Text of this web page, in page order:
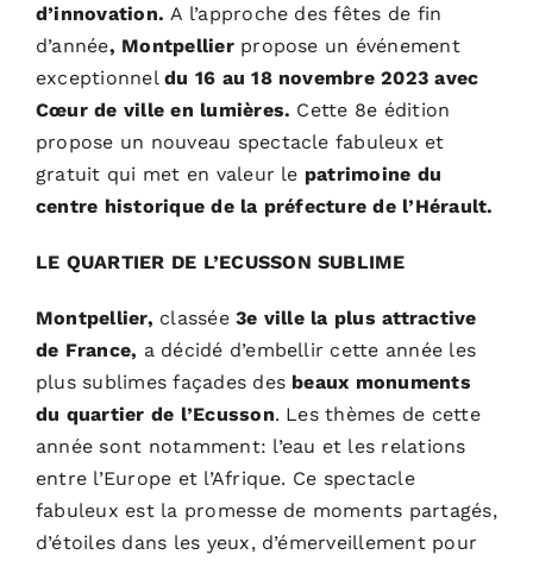
d’innovation.A l’approche des fêtes de fin
d’année, Montpellierpropose un événement
exceptionneldu 16 au 18 novembre 2023 avec
Cœur de ville en lumières. Cette 8e édition
propose un nouveau spectacle fabuleux et
gratuit qui met en valeur le patrimoine du
centre historique de la préfecture de l’Hérault.
LE QUARTIER DE L’ECUSSON SUBLIME
Montpellier, classée3e ville la plus attractive
de France, a décidé d’embellir cette année les
plus sublimes façades des beaux monuments
du quartier de l’Ecusson. Les thèmes de cette
année sont notamment: l’eau et les relations
entre l’Europe et l’Afrique. Ce spectacle
fabuleux est la promesse de moments partagés,
d’étoiles dans les yeux, d’émerveillement pour